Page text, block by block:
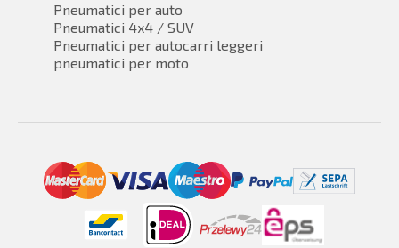
Pneumatici per auto
Pneumatici 4x4 / SUV
Pneumatici per autocarri leggeri
pneumatici per moto